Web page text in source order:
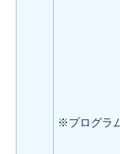
※プログラ